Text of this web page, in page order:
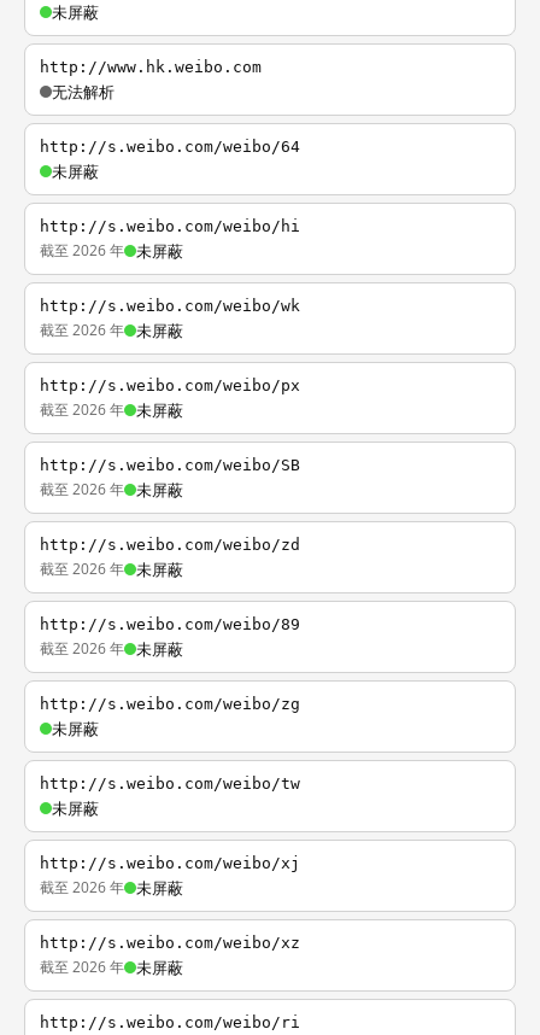
未屏蔽
http://www.hk.weibo.com
无法解析
http://s.weibo.com/weibo/64
未屏蔽
http://s.weibo.com/weibo/hi
截至 2026 年 未屏蔽
http://s.weibo.com/weibo/wk
截至 2026 年 未屏蔽
http://s.weibo.com/weibo/px
截至 2026 年 未屏蔽
http://s.weibo.com/weibo/SB
截至 2026 年 未屏蔽
http://s.weibo.com/weibo/zd
截至 2026 年 未屏蔽
http://s.weibo.com/weibo/89
截至 2026 年 未屏蔽
http://s.weibo.com/weibo/zg
未屏蔽
http://s.weibo.com/weibo/tw
未屏蔽
http://s.weibo.com/weibo/xj
截至 2026 年 未屏蔽
http://s.weibo.com/weibo/xz
截至 2026 年 未屏蔽
http://s.weibo.com/weibo/ri